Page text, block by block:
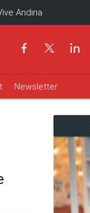
Andina
Newsletter